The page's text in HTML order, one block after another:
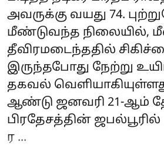
அவருக்கு வயது 74.
மீண்டுவந்த நிலையில்,
தீவிரமடைந்ததில்
இருந்தபோது நேற்று
தகவல்
ஆண்டு ஜனவரி 21-ஆம்
பிரதேசத்தின் ஜபல்பூரில்
ர ...